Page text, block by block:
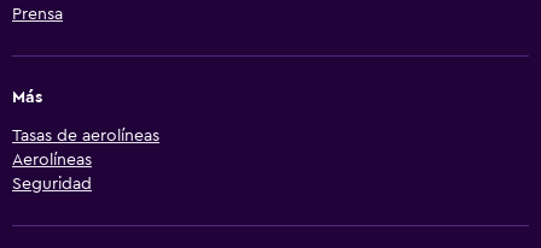
Prensa
Más
Tasas de aerolíneas
Aerolíneas
Seguridad